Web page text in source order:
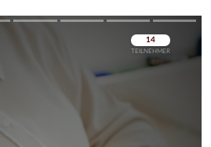
Überspringen